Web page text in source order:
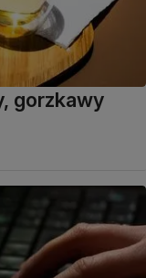
gorzkawy